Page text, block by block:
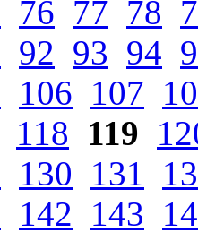
76 77 78
92 93 94
106 107
118 119
130 131
142 143